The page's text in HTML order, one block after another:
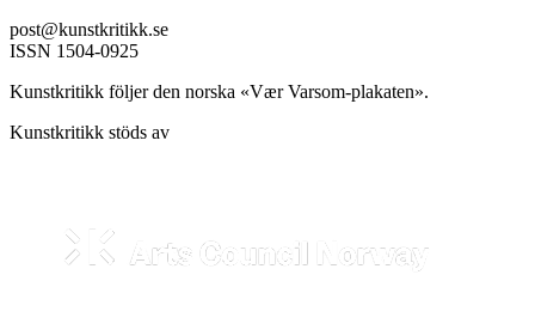
post@kunstkritikk.se
ISSN 1504-0925
Kunstkritikk följer den norska «Vær Varsom-plakaten».
Kunstkritikk stöds av